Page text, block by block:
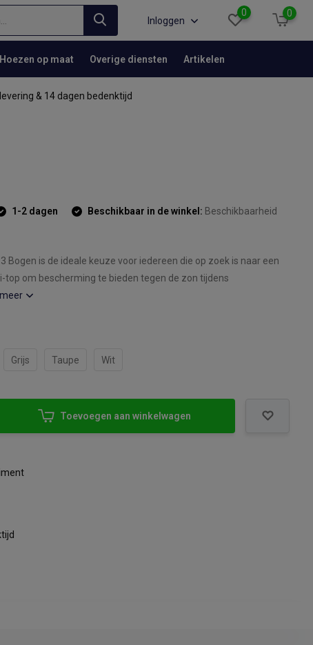
Inloggen
0 0
Hoezen op maat Overige diensten Artikelen
& 14 dagen bedenktijd
1-2 dagen Beschikbaar in de winkel: Beschikbaarheid
Bogen is de ideale keuze voor iedereen die op zoek is naar een
top om bescherming te bieden tegen de zon tijdens
Grijs Taupe Wit
Toevoegen aan winkelwagen